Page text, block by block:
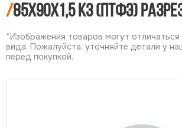
/85х90х1,5 КЗ (ПТФЭ)
*Изображения товаров могут отличаться
вида. Пожалуйста, уточняйте детали у
перед покупкой.